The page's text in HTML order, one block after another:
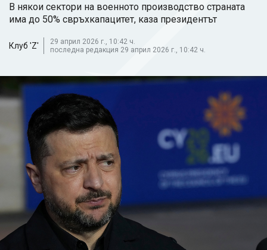
В някои сектори на военното производство страната
има до 50% свръхкапацитет, каза президентът
Клуб 'Z'
29 април 2026 г., 10:42 ч.
последна редакция 29 април 2026 г., 10:42 ч.